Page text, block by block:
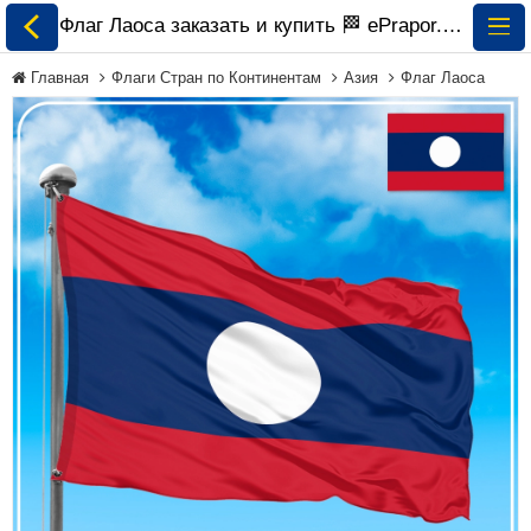
Все Флаги
Флаги Украины
Флаги Мира по
Континентам
Флаги на Заказ
Флаги Международных
Флаг Лаоса заказать и купить 🏁 ePrapor.com.ua
Главная Флаги Стран по Континентам Азия Флаг Лаоса